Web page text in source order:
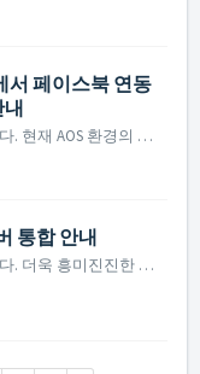
서 페이스북 연동
내
안녕하세요, 아스트로킹즈 운영팀입니다. 현재 AOS 환경의 안드로이드 버전 12 이상의 일부 기기에서 페이스북으로 연동한 계정의 접속 불가 현상이 확인되었습니다. 해당 내용은 현재 확인하여 수정 진행 중이며, 최대한 빠르게 수정 및 패치를 진행할 예정입니다. ...
통합 안내
안녕하세요, 아스트로킹즈 운영팀입니다. 더욱 흥미진진한 게임 환경을 제공하기 위해 2022년 12월 14일 서버 통합이 진행됨을 안내해 드립니다. ▶ Galaxy #42 + #43 / Galaxy #46 + #47 서버 통합 안내 ※ 2021년부터 진...